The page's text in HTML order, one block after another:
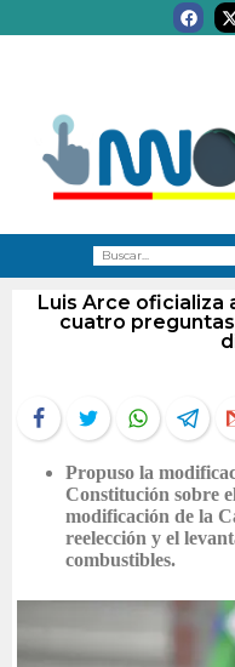
Luis Arce oficializa
cuatro
Propuso la
Constitución sobre
modificación de la
reelección y el
combustibles.